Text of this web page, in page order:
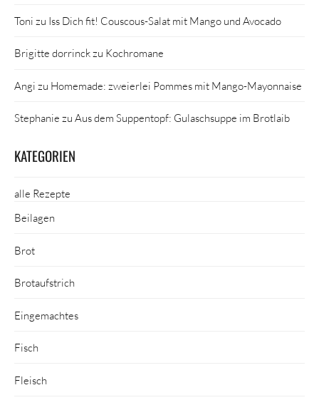
Toni zu Iss Dich fit! Couscous-Salat mit Mango und Avocado
Brigitte dorrinckzu Kochromane
Angi zu Homemade: zweierlei Pommes mit Mango-Mayonnaise
Stephanie zu Aus dem Suppentopf: Gulaschsuppe im Brotlaib
KATEGORIEN
alle Rezepte
Beilagen
Brot
Brotaufstrich
Eingemachtes
Fisch
Fleisch